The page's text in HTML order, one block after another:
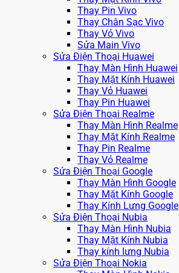
Thay Pin Vivo
Thay Chân Sạc Vivo
Thay Vỏ Vivo
Sửa Main Vivo
Sửa Điện Thoại Huawei
Thay Màn Hình Huawei
Thay Mặt Kính Huawei
Thay Vỏ Huawei
Thay Pin Huawei
Sửa Điện Thoại Realme
Thay Màn Hình Realme
Thay Mặt Kính Realme
Thay Pin Realme
Thay Vỏ Realme
Sửa Điện Thoại Google
Thay Màn Hình Google
Thay Mặt Kính Google
Thay Kính Lưng Google
Sửa Điện Thoại Nubia
Thay Màn Hình Nubia
Thay Mặt Kính Nubia
Thay kính lưng Nubia
Sửa Điện Thoại Nokia